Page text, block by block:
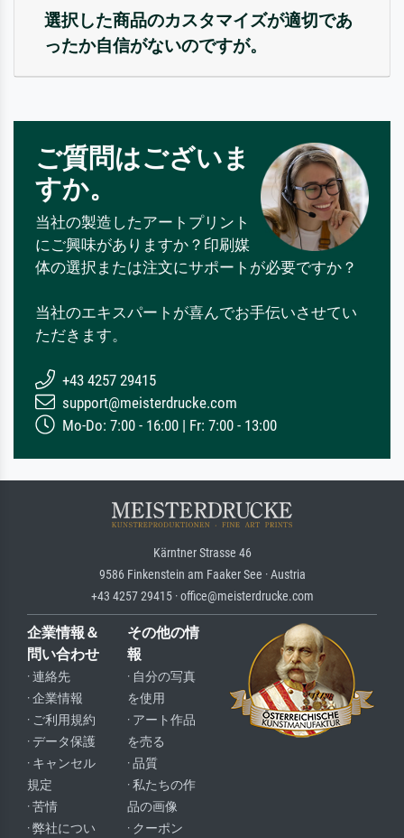
選択した商品のカスタマイズが適切であ
ったか自信がないのですが。
ご質問はございま
すか。
当社の製造したアートプリント
にご興味がありますか？印刷媒
体の選択または注文にサポートが必要ですか？
当社のエキスパートが喜んでお手伝いさせてい
ただきます。
+43 4257 29415
support@meisterdrucke.com
Mo-Do: 7:00 - 16:00 | Fr: 7:00 - 13:00
Kärntner Strasse 46
9586 Finkenstein am Faaker See · Austria
+43 4257 29415 · office@meisterdrucke.com
企業情報＆
問い合わせ
· 連絡先
· 企業情報
· ご利用規約
· データ保護
· キャンセル
規定
· 苦情
· 弊社につい
その他の情
報
· 自分の写真
を使用
· アート作品
を売る
· 品質
· 私たちの作
品の画像
· クーポン